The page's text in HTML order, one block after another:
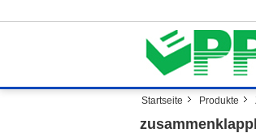
Startseite Produkte